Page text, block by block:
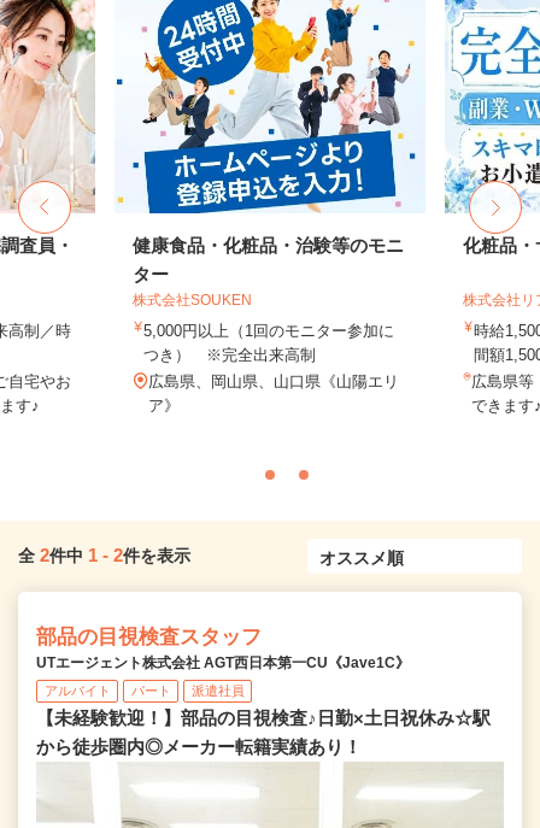
査員・
高制／時
宅やお
す♪
健康食品・化粧品・治験等のモニ
ター
株式会社SOUKEN
5,000円以上（1回のモニター参加に
つき） ※完全出来高制
広島県、岡山県、山口県《山陽エリ
ア》
化粧品・
株式会社リ
時給
間額
広島県等
できま
全 2件中 1 - 2件を表示
部品の目視検査スタッフ
UTエージェント株式会社 AGT西日本第一CU《Jave1C》
アルバイト パート 派遣社員
【未経験歓迎！】部品の目視検査♪日勤×土日祝休み☆駅
から徒歩圏内◎メーカー転籍実績あり！